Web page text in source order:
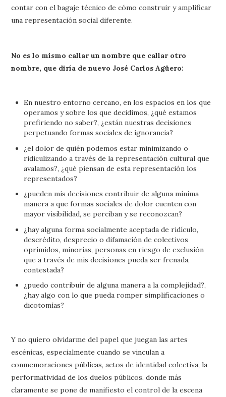
contar con el bagaje técnico de cómo construir y amplificar
una representación social diferente.
No es lo mismo callar un nombre que callar otro
nombre, que diría de nuevo José Carlos Agüero:
En nuestro entorno cercano, en los espacios en los que
operamos y sobre los que decidimos, ¿qué estamos
prefiriendo no saber?, ¿están nuestras decisiones
perpetuando formas sociales de ignorancia?
¿el dolor de quién podemos estar minimizando o
ridiculizando a través de la representación cultural que
avalamos?, ¿qué piensan de esta representación los
representados?
¿pueden mis decisiones contribuir de alguna mínima
manera a que formas sociales de dolor cuenten con
mayor visibilidad, se perciban y se reconozcan?
¿hay alguna forma socialmente aceptada de ridículo,
descrédito, desprecio o difamación de colectivos
oprimidos, minorías, personas en riesgo de exclusión
que a través de mis decisiones pueda ser frenada,
contestada?
¿puedo contribuir de alguna manera a la complejidad?,
¿hay algo con lo que pueda romper simplificaciones o
dicotomías?
Y no quiero olvidarme del papel que juegan las artes
escénicas, especialmente cuando se vinculan a
conmemoraciones públicas, actos de identidad colectiva, la
performatividad de los duelos públicos, donde más
claramente se pone de manifiesto el control de la escena